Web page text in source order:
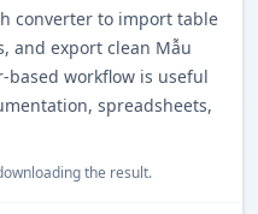
converter to import table
and export clean Mẫu
based workflow is useful
spreadsheets,
the result.